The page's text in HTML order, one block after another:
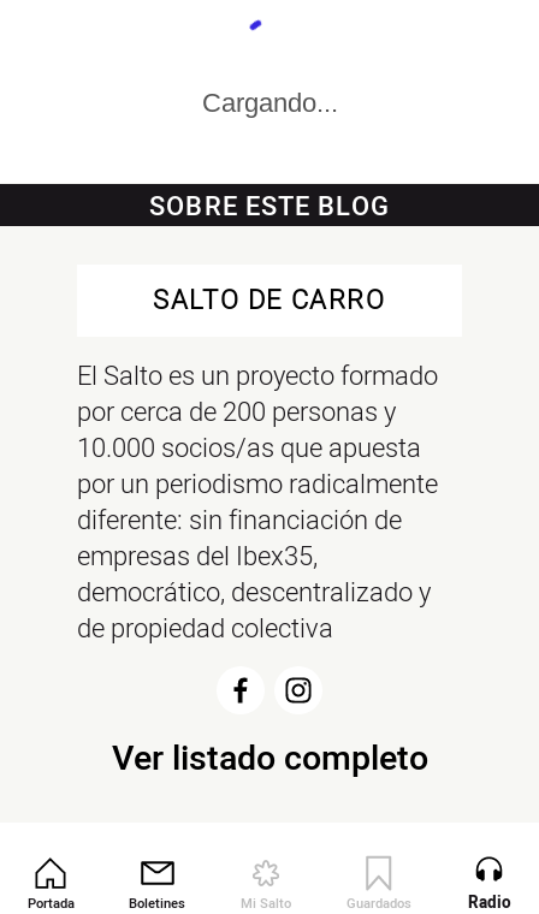
Portada Boletines Mi Salto Guardados Revista
Cargando...
SOBRE ESTE BLOG
SALTO DE CARRO
El Salto es un proyecto formado
por cerca de 200 personas y
10.000 socios/as que apuesta
por un periodismo radicalmente
diferente: sin financiación de
empresas del Ibex35,
democrático, descentralizado y
de propiedad colectiva
Ver listado completo
Radio